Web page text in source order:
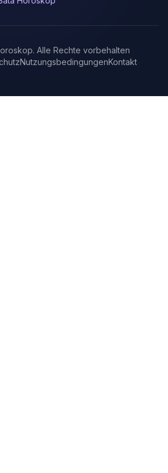
. Alle Rechte vorbehalten
NutzungsbedingungenKontakt